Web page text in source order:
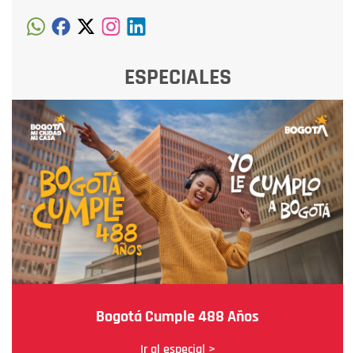
ESPECIALES
Bogotá Cumple 488 Años
Ir al especial >